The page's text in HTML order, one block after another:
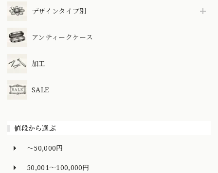
デザインタイプ別
アンティークケース
加工
SALE
値段から選ぶ
～50,000円
50,001～100,000円